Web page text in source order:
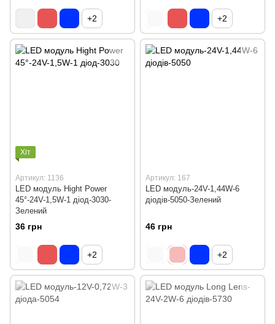
+2 +2
Хіт
Артикул: 1136
LED модуль Hight Power
45°-24V-1,5W-1 діод-3030-
Зелений
36 грн
+2
Артикул: 167
LED модуль-24V-1,44W-6
діодів-5050-Зелений
46 грн
+2